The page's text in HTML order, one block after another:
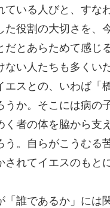
いる人びと、すな
役割の大切さを、
だとあらためて感じ
い人たちも多くい
スとの、いわば「
か。そこには病の
者の体を脇から支
。自らがこうむる
れてイエスのもと
誰であるか」には